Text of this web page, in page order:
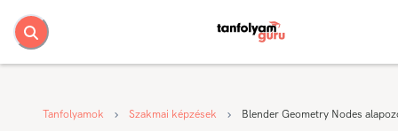
Tanfolyamok Szakmai képzések Blender Geometry Nodes